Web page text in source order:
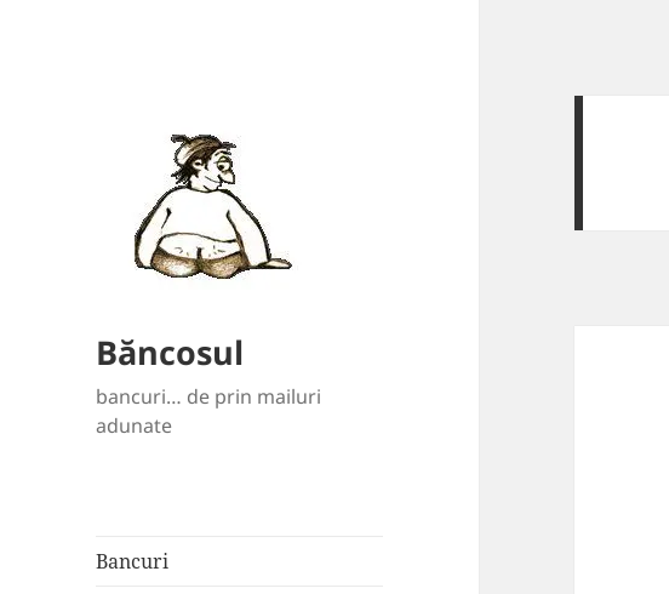
Băncosul
bancuri… de prin mailuri
adunate
Bancuri